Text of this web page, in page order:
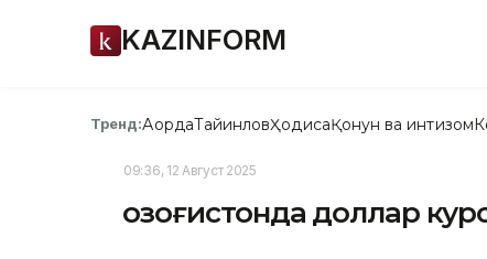
KAZINFORM
Тренд:АқордаТайинловҲодисаҚонун ва интизом
09:36, 12 Август 2025
Қозоғистонда доллар